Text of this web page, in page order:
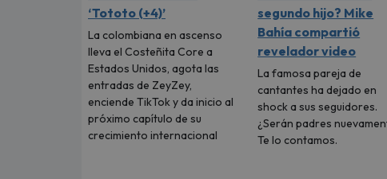
‘Tototo (+4)’
La colombiana en ascenso
lleva el Costeñita Core a
Estados Unidos, agota las
entradas de ZeyZey,
enciende TikTok y da inicio al
próximo capítulo de su
crecimiento internacional
segundo hijo? Mike
Bahía compartió
revelador video
La famosa pareja de
cantantes ha dejado en
shock a sus seguidores.
¿Serán padres
Te lo contamos.